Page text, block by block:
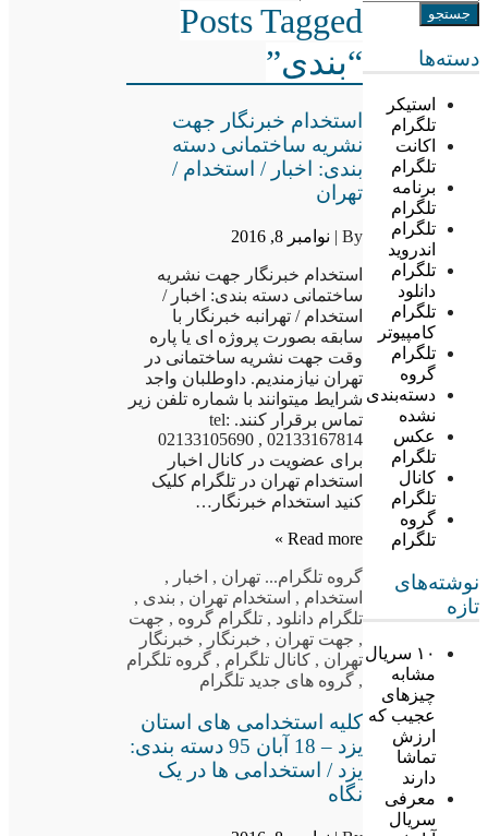
دسته‌ها
استیکر
تلگرام
اکانت
تلگرام
برنامه
تلگرام
تلگرام
اندروید
تلگرام
دانلود
تلگرام
کامپیوتر
تلگرام
گروه
دسته‌بندی
نشده
عکس
تلگرام
کانال
تلگرام
گروه
تلگرام
نوشته‌های
تازه
۱۰ سریال
مشابه
چیزهای
عجیب که
ارزش
تماشا
دارند
معرفی
سریال
Posts Tagged
“بندی”
استخدام خبرنگار جهت
نشریه ساختمانی دسته
بندی: اخبار / استخدام /
تهران
By | نوامبر 8, 2016
استخدام خبرنگار جهت نشریه
ساختمانی دسته بندی: اخبار /
استخدام / تهرانبه خبرنگار با
سابقه بصورت پروژه ای یا پاره
وقت جهت نشریه ساختمانی در
تهران نیازمندیم. داوطلبان واجد
شرایط میتوانند با شماره تلفن زیر
تماس برقرار کنند. tel:
02133105690 , 02133167814
برای عضویت در کانال اخبار
استخدام تهران در تلگرام کلیک
کنید استخدام خبرنگار…
Read more »
گروه تلگرام... تهران , اخبار ,
استخدام , استخدام تهران , بندی ,
تلگرام دانلود , تلگرام گروه , جهت
, جهت تهران , خبرنگار , خبرنگار
تهران , کانال تلگرام , گروه تلگرام
, گروه های جدید تلگرام
کلیه استخدامی های استان
یزد – 18 آبان 95 دسته بندی:
یزد / استخدامی ها در یک
نگاه